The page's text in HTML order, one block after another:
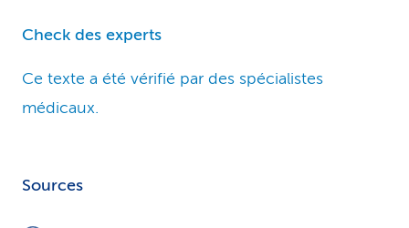
Check des experts
Ce texte a été vérifié par des spécialistes
médicaux.
Sources